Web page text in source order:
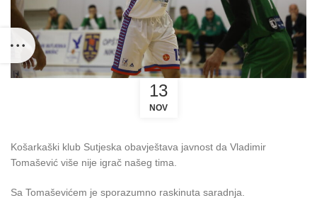
13
NOV
Košarkaški klub Sutjeska obavještava javnost da Vladimir
Tomašević više nije igrač našeg tima.
Sa Tomaševićem je sporazumno raskinuta saradnja.